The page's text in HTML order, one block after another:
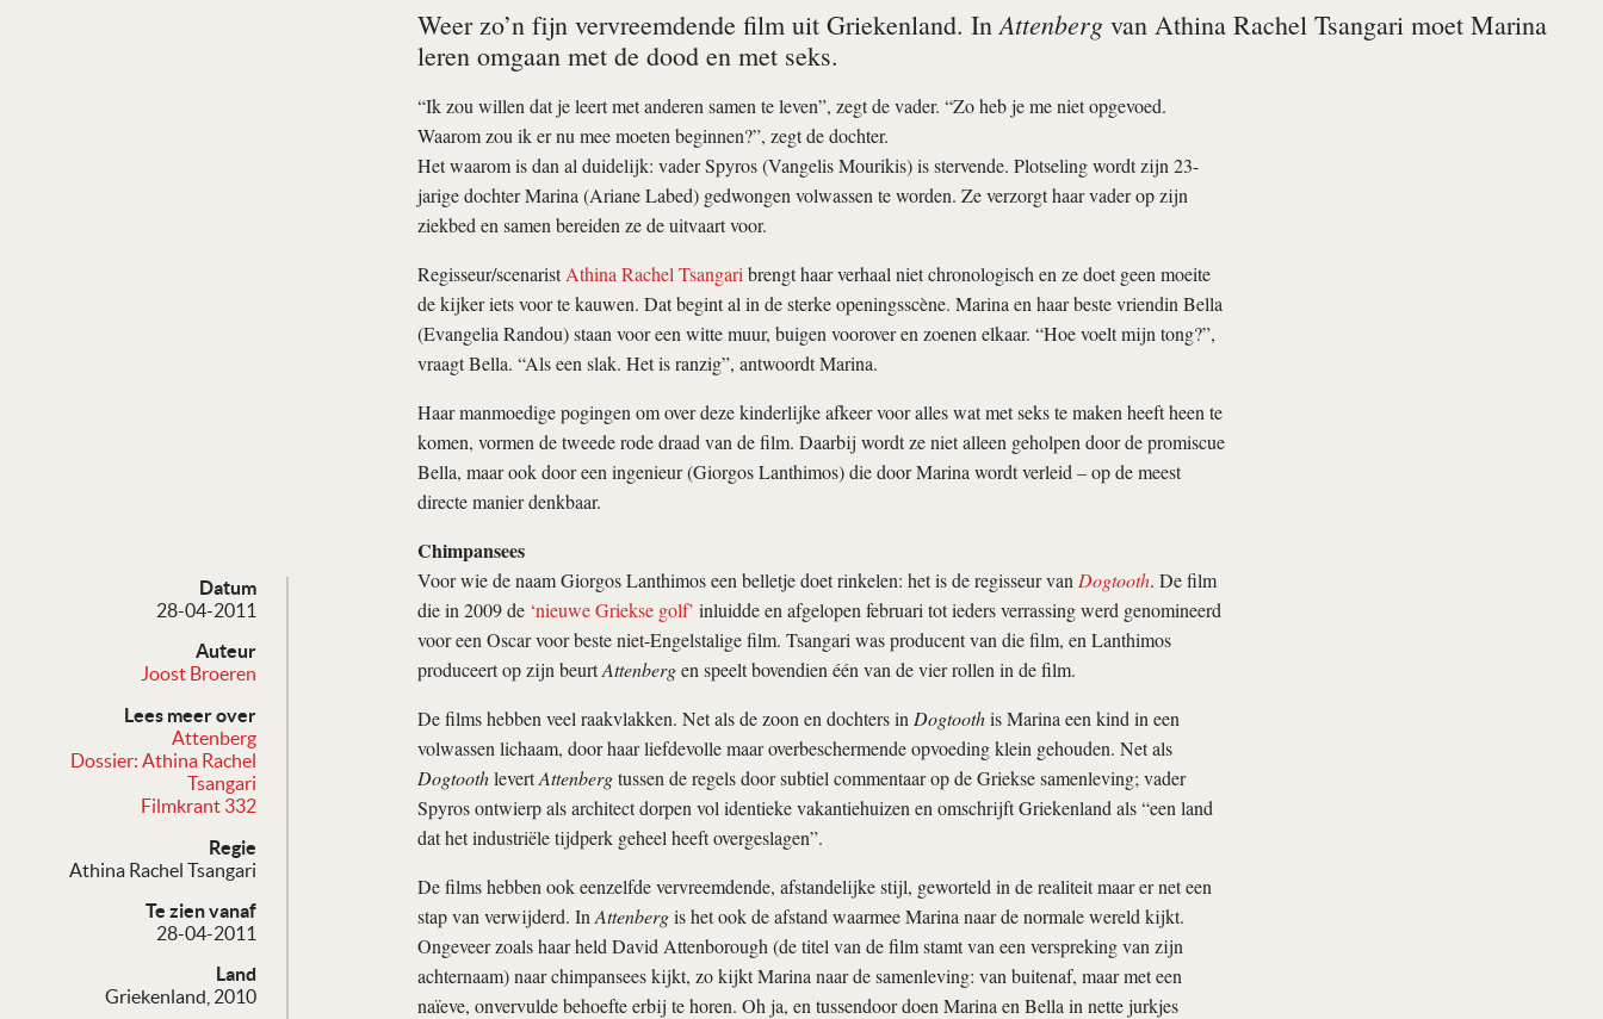
Datum
28-04-2011
Auteur
Joost Broeren
Lees meer over
Attenberg
Dossier: Athina Rachel
Tsangari
Filmkrant 332
Regie
Athina Rachel Tsangari
Te zien vanaf
28-04-2011
Land
Griekenland, 2010
Weer zo’n fijn vervreemdende film uit Griekenland. In Attenbergvan Athina Rachel Tsangari moet Marina
leren omgaan met de dood en met seks.
“Ik zou willen dat je leert met anderen samen te leven”, zegt de vader. “Zo heb je me niet opgevoed.
Waarom zou ik er nu mee moeten beginnen?”, zegt de dochter.
Het waarom is dan al duidelijk: vader Spyros (Vangelis Mourikis) is stervende. Plotseling wordt zijn 23-
jarige dochter Marina (Ariane Labed) gedwongen volwassen te worden. Ze verzorgt haar vader op zijn
ziekbed en samen bereiden ze de uitvaart voor.
Regisseur/scenaristAthina Rachel Tsangari brengt haar verhaal niet chronologisch en ze doet geen moeite
de kijker iets voor te kauwen. Dat begint al in de sterke openingsscène. Marina en haar beste vriendin Bella
(Evangelia Randou) staan voor een witte muur, buigen voorover en zoenen elkaar. “Hoe voelt mijn tong?”,
vraagt Bella. “Als een slak. Het is ranzig”, antwoordt Marina.
Haar manmoedige pogingen om over deze kinderlijke afkeer voor alles wat met seks te maken heeft heen te
komen, vormen de tweede rode draad van de film. Daarbij wordt ze niet alleen geholpen door de promiscue
Bella, maar ook door een ingenieur (Giorgos Lanthimos) die door Marina wordt verleid – op de meest
directe manier denkbaar.
Chimpansees
Voor wie de naam Giorgos Lanthimos een belletje doet rinkelen: het is de regisseur van Dogtooth. De film
die in 2009 de ‘nieuwe Griekse golf’ inluidde en afgelopen februari tot ieders verrassing werd genomineerd
voor een Oscar voor beste niet-Engelstalige film. Tsangari was producent van die film, en Lanthimos
produceert op zijn beurtAttenbergen speelt bovendien één van de vier rollen in de film.
De films hebben veel raakvlakken. Net als de zoon en dochters in Dogtoothis Marina een kind in een
volwassen lichaam, door haar liefdevolle maar overbeschermende opvoeding klein gehouden. Net als
DogtoothlevertAttenbergtussen de regels door subtiel commentaar op de Griekse samenleving; vader
Spyros ontwierp als architect dorpen vol identieke vakantiehuizen en omschrijft Griekenland als “een land
dat het industriële tijdperk geheel heeft overgeslagen”.
De films hebben ook eenzelfde vervreemdende, afstandelijke stijl, geworteld in de realiteit maar er net een
stap van verwijderd. In Attenbergis het ook de afstand waarmee Marina naar de normale wereld kijkt.
Ongeveer zoals haar held David Attenborough (de titel van de film stamt van een verspreking van zijn
achternaam) naar chimpansees kijkt, zo kijkt Marina naar de samenleving: van buitenaf, maar met een
naïeve, onvervulde behoefte erbij te horen. Oh ja, en tussendoor doen Marina en Bella in nette jurkjes